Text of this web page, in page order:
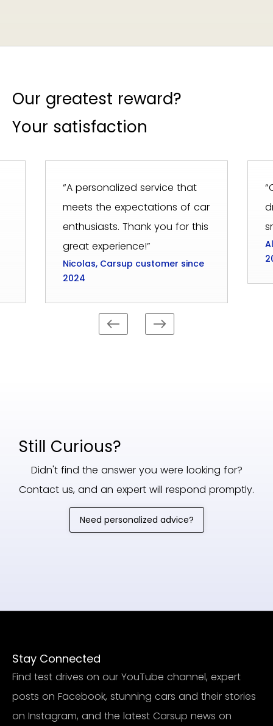
Our greatest reward?
Your satisfaction
“A personalized service that
meets the expectations of car
enthusiasts. Thank you for this
great experience!”
Nicolas, Carsup customer since
2024
Still Curious?
Didn't find the answer you were looking for?
Contact us, and an expert will respond promptly.
Need personalized advice?
Stay Connected
Find test drives on our YouTube channel, expert
posts on Facebook, stunning cars and their stories
on Instagram, and the latest Carsup news on